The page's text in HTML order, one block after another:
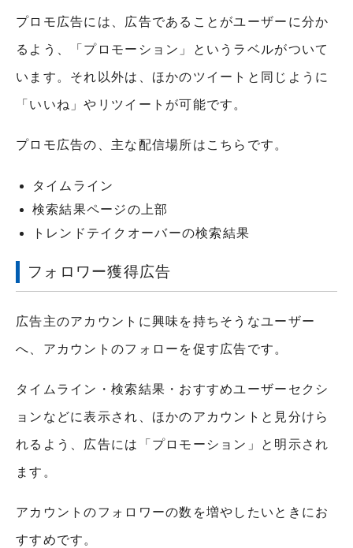
プロモ広告には、広告であることがユーザーに分か
るよう、「プロモーション」というラベルがついて
います。それ以外は、ほかのツイートと同じように
「いいね」やリツイートが可能です。
プロモ広告の、主な配信場所はこちらです。
タイムライン
検索結果ページの上部
トレンドテイクオーバーの検索結果
フォロワー獲得広告
広告主のアカウントに興味を持ちそうなユーザー
へ、アカウントのフォローを促す広告です。
タイムライン・検索結果・おすすめユーザーセクシ
ョンなどに表示され、ほかのアカウントと見分けら
れるよう、広告には「プロモーション」と明示され
ます。
アカウントのフォロワーの数を増やしたいときにお
すすめです。